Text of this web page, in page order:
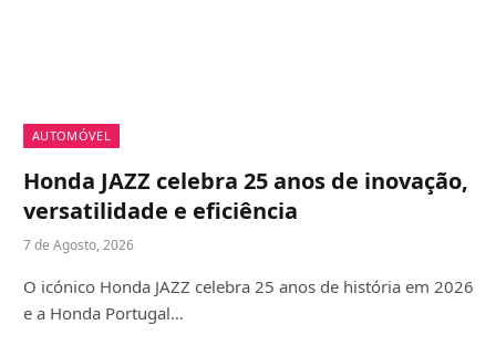
AUTOMÓVEL
Honda JAZZ celebra 25 anos de inovação,
versatilidade e eficiência
7 de Agosto, 2026
O icónico Honda JAZZ celebra 25 anos de história em 2026
e a Honda Portugal…